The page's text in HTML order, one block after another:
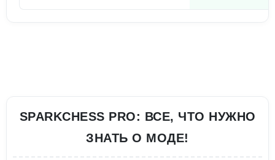
SPARKCHESS PRO: ВСЕ, ЧТО НУЖНО
ЗНАТЬ О МОДЕ!